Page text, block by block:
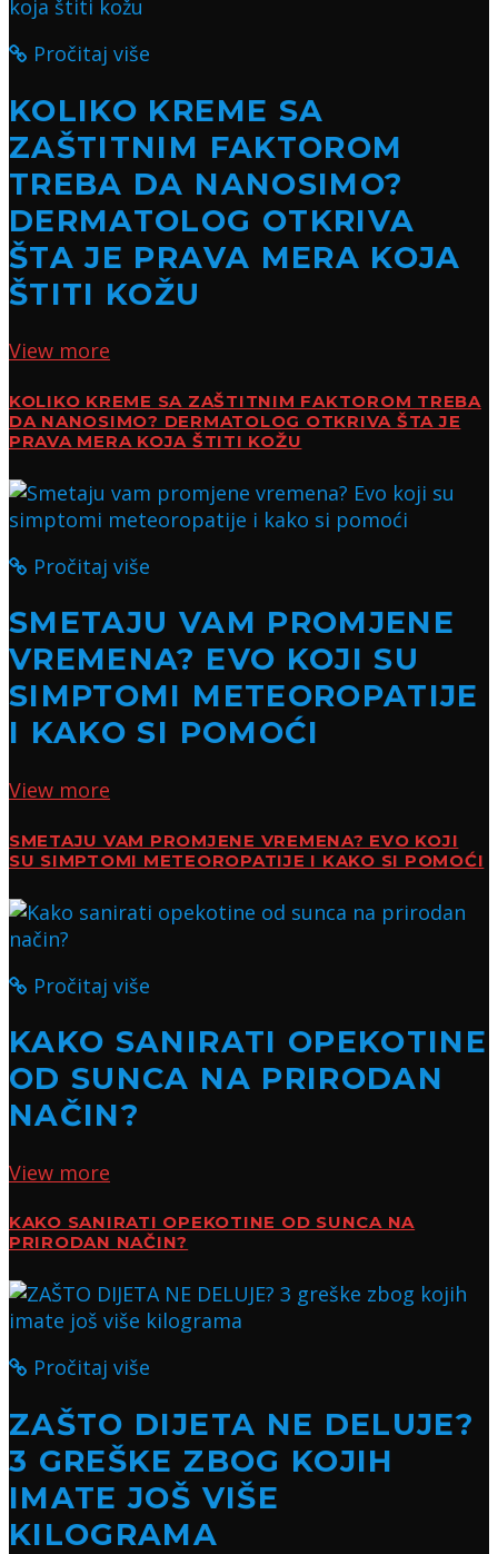
Pročitaj više
KOLIKO KREME SA
ZAŠTITNIM FAKTOROM
TREBA DA NANOSIMO?
DERMATOLOG OTKRIVA
ŠTA JE PRAVA MERA KOJA
ŠTITI KOŽU
View more
KOLIKO KREME SA ZAŠTITNIM FAKTOROM TREBA
DA NANOSIMO? DERMATOLOG OTKRIVA ŠTA JE
PRAVA MERA KOJA ŠTITI KOŽU
Pročitaj više
SMETAJU VAM PROMJENE
VREMENA? EVO KOJI SU
SIMPTOMI METEOROPATIJE
I KAKO SI POMOĆI
View more
SMETAJU VAM PROMJENE VREMENA? EVO KOJI
SU SIMPTOMI METEOROPATIJE I KAKO SI POMOĆI
Pročitaj više
KAKO SANIRATI OPEKOTINE
OD SUNCA NA PRIRODAN
NAČIN?
View more
KAKO SANIRATI OPEKOTINE OD SUNCA NA
PRIRODAN NAČIN?
Pročitaj više
ZAŠTO DIJETA NE DELUJE?
3 GREŠKE ZBOG KOJIH
IMATE JOŠ VIŠE
KILOGRAMA